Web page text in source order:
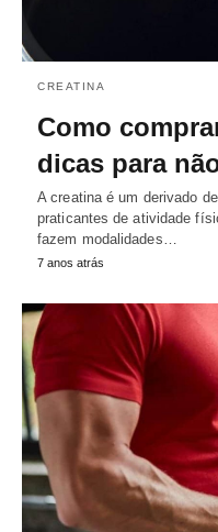
CREATINA
Como
dicas para
A creatina é um derivado
praticantes de atividade
fazem modalidades…
7 anos atrás